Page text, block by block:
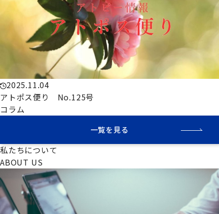
2025.11.04
アトポス便り No.125号
コラム
一覧を見る
私たちについて
ABOUT US